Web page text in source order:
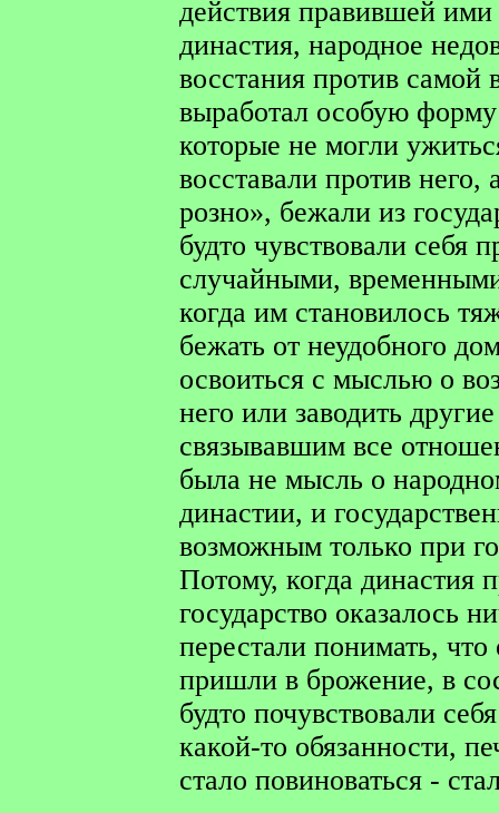
действия правившей
династия, народное
восстания против самой
выработал особую
которые не могли
восставали против
розно», бежали из
будто чувствовали себя
случайными,
когда им становилось
бежать от неудобного
освоиться с мыслью о
него или заводить
связывавшим все
была не мысль о
династии, и
возможным только при
Потому, когда династия
государство оказалось
перестали понимать, что
пришли в брожение, в
будто почувствовали
какой-то обязанности,
стало повиноваться -